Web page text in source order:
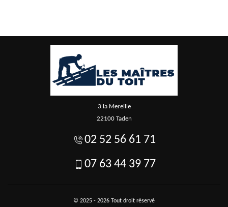
3 la Mereille
22100 Taden
02 52 56 61 71
07 63 44 39 77
© 2025 - 2026 Tout droit réservé